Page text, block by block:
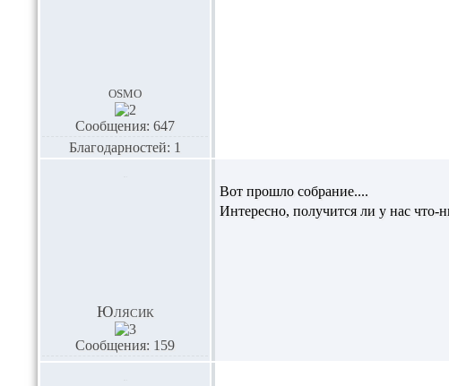
osmo
Сообщения: 647
Благодарностей: 1
Юлясик
Сообщения: 159
Вот прошло собрание....
Интересно, получится ли у нас что-